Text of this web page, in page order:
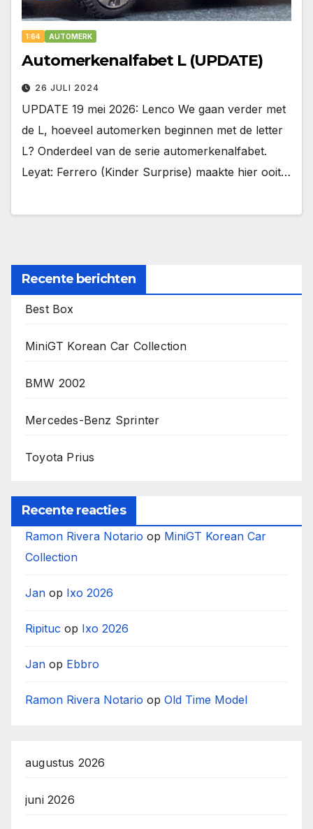
1:64 AUTOMERK
Automerkenalfabet L (UPDATE)
26 JULI 2024
UPDATE 19 mei 2026: Lenco We gaan verder met
de L, hoeveel automerken beginnen met de letter
L? Onderdeel van de serie automerkenalfabet.
Leyat: Ferrero (Kinder Surprise) maakte hier ooit…
Recente berichten
Best Box
MiniGT Korean Car Collection
BMW 2002
Mercedes-Benz Sprinter
Toyota Prius
Recente reacties
Ramon Rivera Notario op MiniGT Korean Car
Collection
Jan op Ixo 2026
Ripituc op Ixo 2026
Jan op Ebbro
Ramon Rivera Notario op Old Time Model
augustus 2026
juni 2026